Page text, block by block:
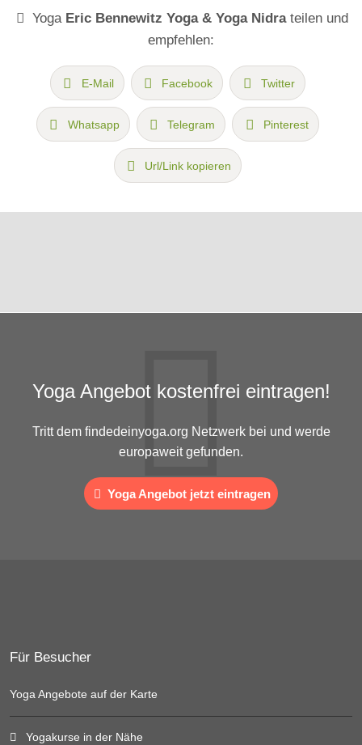
Yoga Eric Bennewitz Yoga & Yoga Nidrateilen und
empfehlen:
E-Mail Facebook Twitter
Whatsapp Telegram Pinterest
Url/Link kopieren
Yoga Angebot kostenfrei eintragen!
Tritt dem findedeinyoga.org Netzwerk bei und werde
europaweit gefunden.
Yoga Angebot jetzt eintragen
Für Besucher
Yoga Angebote auf der Karte
Yogakurse in der Nähe